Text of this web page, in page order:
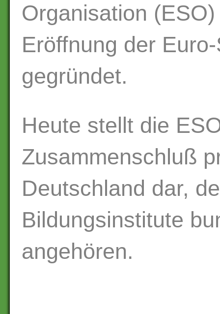
Organisation
Eröffnung der
gegründet.
Heute stellt die
Zusammenschluß
Deutschland dar,
Bildungsinstitute
angehören.